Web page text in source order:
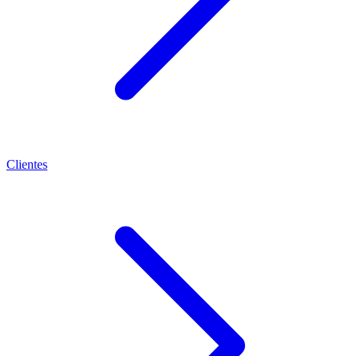
Clientes